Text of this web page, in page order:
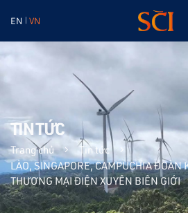
EN VN
Trang chủ
Tin tức
LÀO, SINGAPORE, CAMPUCHIA ĐOÀN
THƯƠNG MẠI ĐIỆN XUYÊN BIÊN GIỚI
TIN TỨC